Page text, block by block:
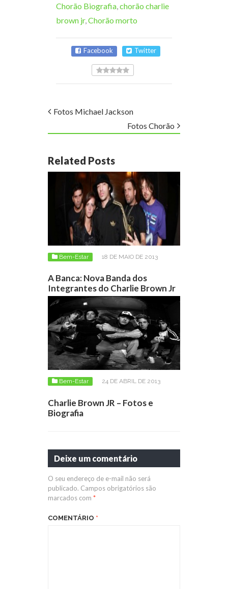
Chorão Biografia chorão charlie
brown jr, Chorão morto
Facebook Twitter
Fotos Michael Jackson
Fotos Chorão
Related Posts
Bem-Estar 18 DE MAIO DE 2013
A Banca: Nova Banda dos
Integrantes do Charlie Brown Jr
Bem-Estar 24 DE ABRIL DE 2013
Charlie Brown JR – Fotos e
Biografia
Deixe um comentário
O seu endereço de e-mail não será
publicado. Campos obrigatórios são
marcados com *
COMENTÁRIO *